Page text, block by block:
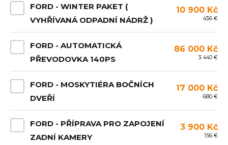
FORD - WINTER PAKET (
VYHŘÍVANÁ ODPADNÍ NÁDRŽ )
10 900 Kč
436 €
FORD - AUTOMATICKÁ
PŘEVODOVKA 140PS
86 000 Kč
3 440 €
FORD - MOSKYTIÉRA BOČNÍCH
DVEŘÍ
17 000 Kč
680 €
FORD - PŘÍPRAVA PRO ZAPOJENÍ
ZADNÍ KAMERY
3 900 Kč
156 €